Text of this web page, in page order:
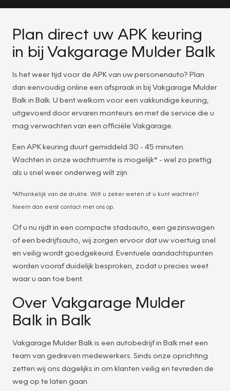
Plan direct uw APK keuring
in bij Vakgarage Mulder Balk
Is het weer tijd voor de APK van uw personenauto? Plan
dan eenvoudig online een afspraak in bij Vakgarage Mulder
Balk in Balk. U bent welkom voor een vakkundige keuring,
uitgevoerd door ervaren monteurs en met de service die u
mag verwachten van een officiële Vakgarage.
Een APK keuring duurt gemiddeld 30 - 45 minuten.
Wachten in onze wachtruimte is mogelijk* - wel zo prettig
als u snel weer onderweg wilt zijn.
*Afhankelijk van de drukte. Wilt u zeker weten of u kunt wachten?
Neem dan eerst contact met ons op.
Of u nu rijdt in een compacte stadsauto, een gezinswagen
of een bedrijfsauto, wij zorgen ervoor dat uw voertuig snel
en veilig wordt goedgekeurd. Eventuele aandachtspunten
worden vooraf duidelijk besproken, zodat u precies weet
waar u aan toe bent.
Over Vakgarage Mulder
Balk in Balk
Vakgarage Mulder Balk is een autobedrijf in Balk met een
team van gedreven medewerkers. Sinds onze oprichting
zetten wij ons dagelijks in om klanten veilig en tevreden de
weg op te laten gaan.